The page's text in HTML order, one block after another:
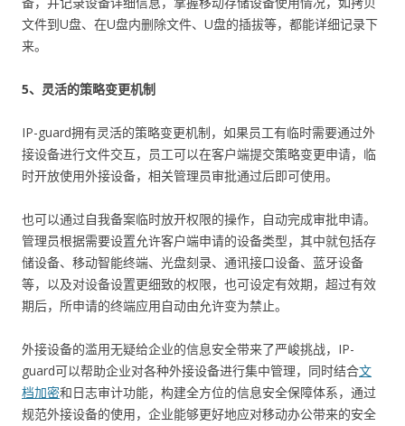
文件到U盘、在U盘内删除文件、U盘的插拔等，都能详细记录下
来。
5、灵活的策略变更机制
IP-guard拥有灵活的策略变更机制，如果员工有临时需要通过外
接设备进行文件交互，员工可以在客户端提交策略变更申请，临
时开放使用外接设备，相关管理员审批通过后即可使用。
也可以通过自我备案临时放开权限的操作，自动完成审批申请。
管理员根据需要设置允许客户端申请的设备类型，其中就包括存
储设备、移动智能终端、光盘刻录、通讯接口设备、蓝牙设备
等，以及对设备设置更细致的权限，也可设定有效期，超过有效
期后，所申请的终端应用自动由允许变为禁止。
外接设备的滥用无疑给企业的信息安全带来了严峻挑战，IP-
guard可以帮助企业对各种外接设备进行集中管理，同时结合文
档加密和日志审计功能，构建全方位的信息安全保障体系，通过
规范外接设备的使用，企业能够更好地应对移动办公带来的安全